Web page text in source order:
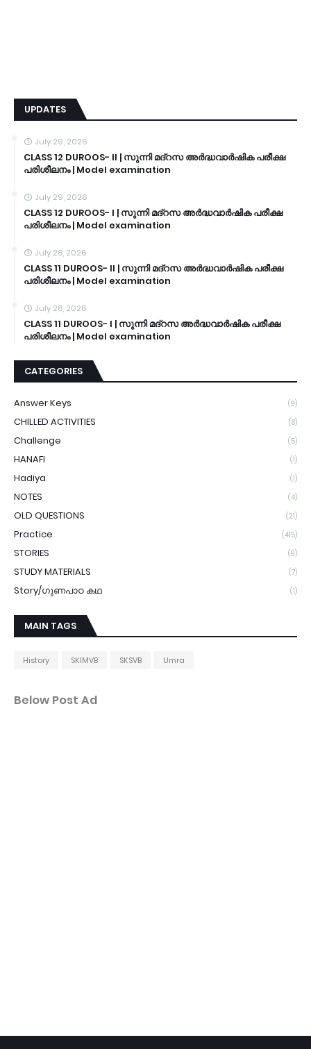
UPDATES
July 29, 2026
CLASS 12 DUROOS- II | സുന്നി മദ്റസ അർദ്ധവാർഷിക പരീക്ഷ
പരിശീലനം | Model examination
July 29, 2026
CLASS 12 DUROOS- I | സുന്നി മദ്റസ അർദ്ധവാർഷിക പരീക്ഷ
പരിശീലനം | Model examination
July 28, 2026
CLASS 11 DUROOS- II | സുന്നി മദ്റസ അർദ്ധവാർഷിക പരീക്ഷ
പരിശീലനം | Model examination
July 28, 2026
CLASS 11 DUROOS- I | സുന്നി മദ്റസ അർദ്ധവാർഷിക പരീക്ഷ
പരിശീലനം | Model examination
CATEGORIES
Answer Keys (9)
CHILLED ACTIVITIES (8)
Challenge (5)
HANAFI (1)
Hadiya (1)
NOTES (4)
OLD QUESTIONS (21)
Practice (415)
STORIES (9)
STUDY MATERIALS (7)
Story/ഗുണപാഠ കഥ (1)
MAIN TAGS
History SKIMVB SKSVB Umra
Below Post Ad